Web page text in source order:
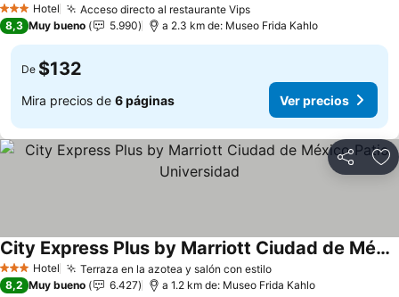
3 Estrellas
Hotel Acceso directo al restaurante VipsVer precios
Ver precios
8,3 Muy bueno 5.990 a 2.3 km de: Museo Frida Kahlo
De $132
Mira precios de 6 páginas Ver precios
Compartir
3 Estrellas
Hotel Terraza en la azotea y salón con estiloVer precios
City Express Plus by Marriott Ciudad de México Patio Universidad
Ver precios
8,2 Muy bueno 6.427 a 1.2 km de: Museo Frida Kahlo